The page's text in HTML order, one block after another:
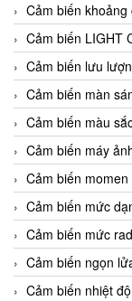
Cảm biến khoảng
Cảm biến LIGHT
Cảm biến lưu
Cảm biến màn
Cảm biến màu
Cảm biến máy
Cảm biến momen
Cảm biến mức
Cảm biến mức
Cảm biến ngọn
Cảm biến nhiệt độ